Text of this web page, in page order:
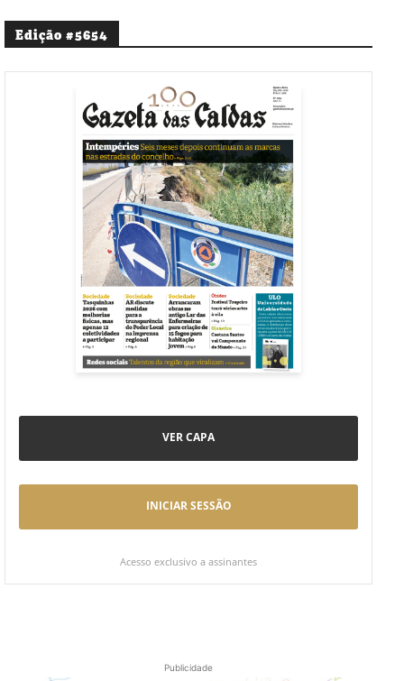
Edição #5654
VER CAPA
INICIAR SESSÃO
Acesso exclusivo a assinantes
Publicidade